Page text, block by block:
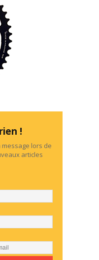
!
lors de
articles